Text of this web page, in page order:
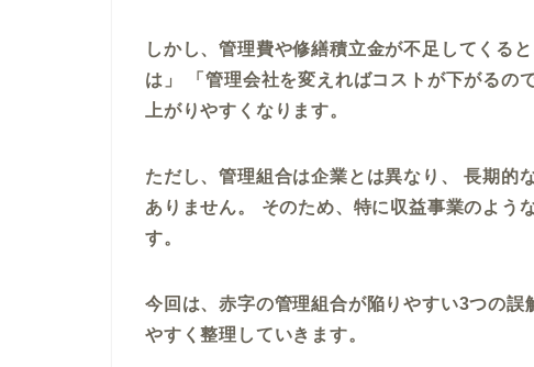
しかし、管理費や修繕積立金が不足してくる
は」 「管理会社を変えればコストが下がるの
上がりやすくなります。
ただし、管理組合は企業とは異なり、 長期的
ありません。 そのため、特に収益事業のよう
す。
今回は、赤字の管理組合が陥りやすい3つの
やすく整理していきます。